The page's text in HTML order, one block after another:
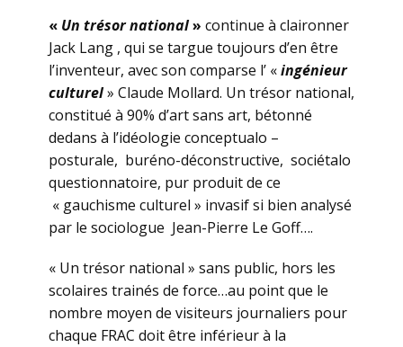
« Un trésor national» continue à claironner
Jack Lang , qui se targue toujours d’en être
l’inventeur, avec son comparse l’ «ingénieur
culturel» Claude Mollard. Un trésor national,
constitué à 90% d’art sans art, bétonné
dedans à l’idéologie conceptualo –
posturale, buréno-déconstructive, sociétalo
questionnatoire, pur produit de ce
« gauchisme culturel » invasif si bien analysé
par le sociologue Jean-Pierre Le Goff….
« Un trésor national » sans public, hors les
scolaires trainés de force…au point que le
nombre moyen de visiteurs journaliers pour
chaque FRAC doit être inférieur à la